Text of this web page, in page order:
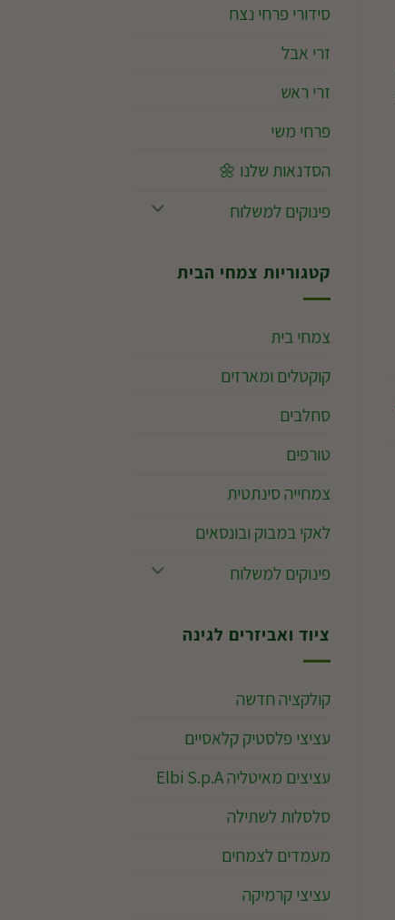
סידורי פרחי נצח
זרי אבל
זרי ראש
פרחי משי
הסדנאות שלנו 🌼
פינוקים למשלוח
קטגוריות צמחי הבית
צמחי בית
קוקטלים ומארזים
סחלבים
טורפים
צמחייה סינתטית
לאקי במבוק ובונסאים
פינוקים למשלוח
ציוד ואביזרים לגינה
קולקציה חדשה
עציצי פלסטיק קלאסיים
עציצים מאיטליה Elbi S.p.A
סלסלות לשתילה
מעמדים לצמחים
עציצי קרמיקה